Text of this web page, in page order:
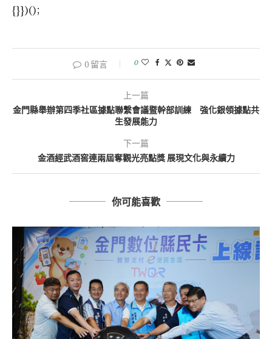
{}})();
0 留言 0
上一篇
金門縣舉辦第四季社區據點聯繫會議暨幹部訓練 強化銀領據點共
生發展能力
下一篇
金酒經武酒窖連兩屆奪觀光亮點獎 展現文化與永續力
你可能喜歡